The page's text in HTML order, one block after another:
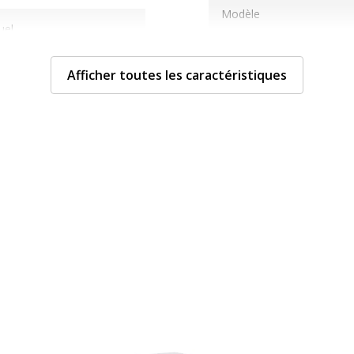
Modèle
Type de produit
Type de bureau
Afficher toutes les caractéristiques